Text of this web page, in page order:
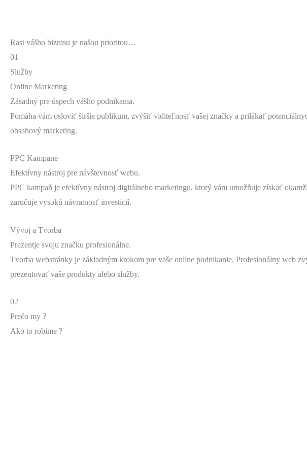
Rast vášho biznisu je našou prioritou…
01
Služby
Online Marketing
Zásadný pre úspech vášho podnikania.
Pomáha vám osloviť širšie publikum, zvýšiť viditeľnosť vašej značky a prilákať
obsahový marketing.
PPC Kampane
Efektívny nástroj pre návštevnosť webu.
PPC kampaň je efektívny nástroj digitálneho marketingu, ktorý vám umožňuje získať
zaručuje vysokú návratnosť investícií.
Vývoj a Tvorba
Prezentje svoju značku profesionálne.
Tvorba webstránky je základným krokom pre vaše online podnikanie. Profesionálny web
prezentovať vaše produkty alebo služby.
02
Prečo my ?
Ako to robíme ?